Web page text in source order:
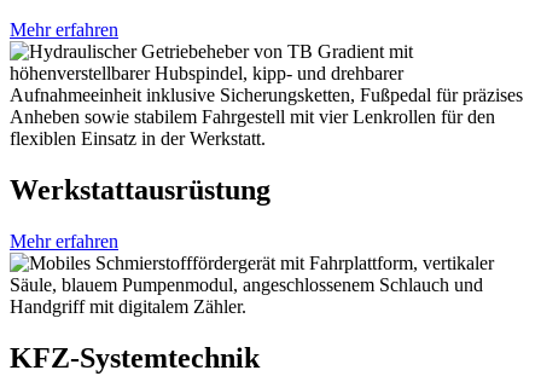
Mehr erfahren
Werkstatt­ausrüstung
Mehr erfahren
KFZ-Systemtechnik